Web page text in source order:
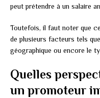
peut prétendre à un salaire
Toutefois, il faut noter que
de plusieurs facteurs tels
géographique ou encore le
Quelles
un promoteur